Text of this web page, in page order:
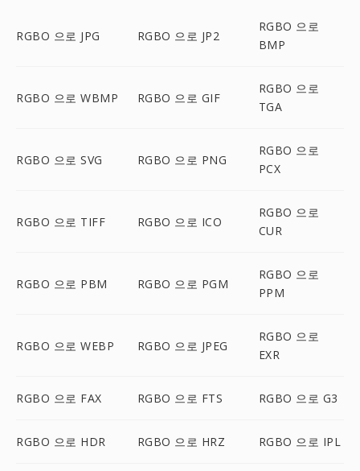
RGBO 으로 JPG RGBO 으로 JP2
RGBO 으로
BMP
RGBO 으로 WBMP RGBO 으로 GIF
RGBO 으로
TGA
RGBO 으로 SVG RGBO 으로 PNG
RGBO 으로
PCX
RGBO 으로 TIFF RGBO 으로 ICO
RGBO 으로
CUR
RGBO 으로 PBM RGBO 으로 PGM
RGBO 으로
PPM
RGBO 으로 WEBP RGBO 으로 JPEG
RGBO 으로
EXR
RGBO 으로 FAX RGBO 으로 FTS RGBO 으로 G3
RGBO 으로 HDR RGBO 으로 HRZ RGBO 으로 IPL